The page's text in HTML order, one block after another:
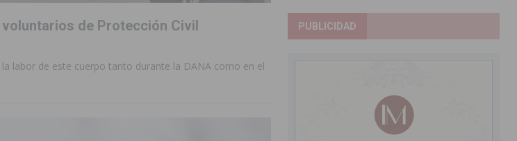
ni bonificaciones’
como referente ganadero de la CV
de la Fundación Biodiversidad
de Protección Civil
labor de este cuerpo tanto durante la DANA como en el
PUBLICIDAD